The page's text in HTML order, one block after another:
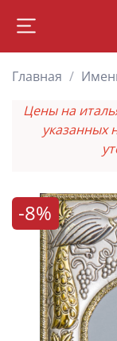
Главная
Цены на
указанных
-8%